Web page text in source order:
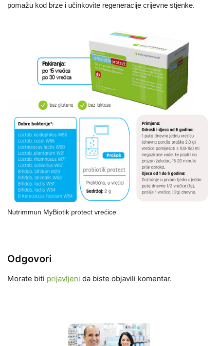
pomažu kod brze i učinkovite regeneracije crijevne stjenke.
Nutrimmun MyBiotik protect vrećice
Odgovori
Morate biti prijavljeni da biste objavili komentar.